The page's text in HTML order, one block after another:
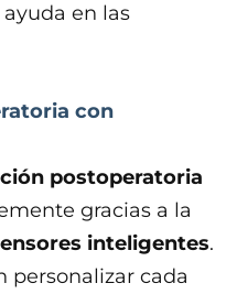
en las
con
postoperatoria
gracias a la
inteligentes.
personalizar cada